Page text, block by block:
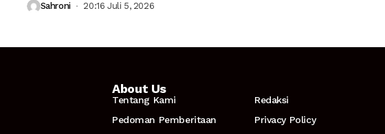
Sahroni 20:16 Juli 5, 2026
About Us
Tentang Kami
Redaksi
Pedoman Pemberitaan
Privacy Policy